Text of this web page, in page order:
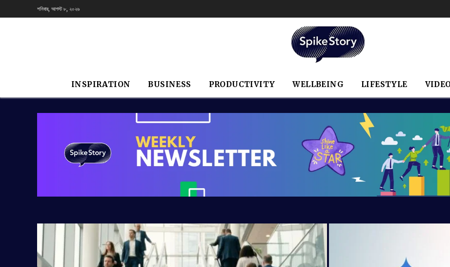
শনিবার, আগস্ট ৮, ২০২৬
INSPIRATION BUSINESS PRODUCTIVITY WELLBEING LIFESTYLE